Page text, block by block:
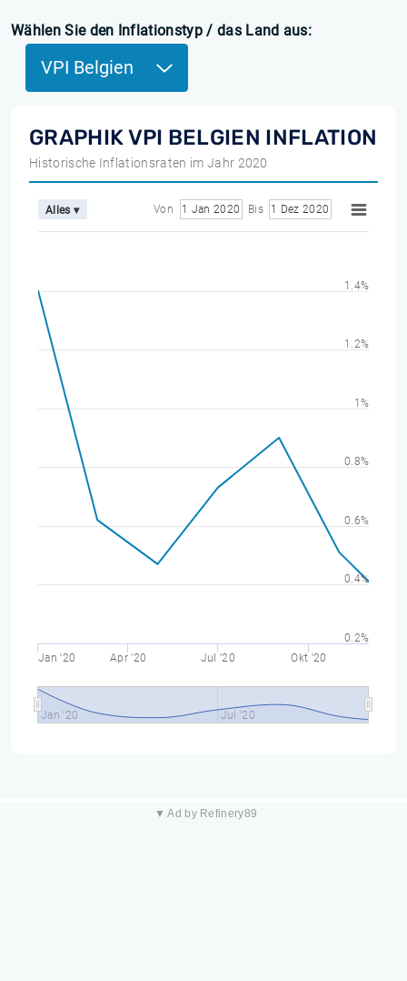
Wählen Sie den Inflationstyp / das Land aus:
VPI Belgien
GRAPHIK VPI BELGIEN INFLATION
Historische Inflationsraten im Jahr 2020
Alles ▾ Von 1 Jan 2020 Bis 1 Dez 2020
Jan '20 Apr '20 Jul '20 Okt '20
Jan '20 Jul '20
0.2%
0.4%
0.6%
0.8%
1%
1.2%
1.4%
▼ Ad by Refinery89